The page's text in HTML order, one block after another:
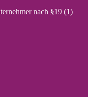
nach §19 (1)